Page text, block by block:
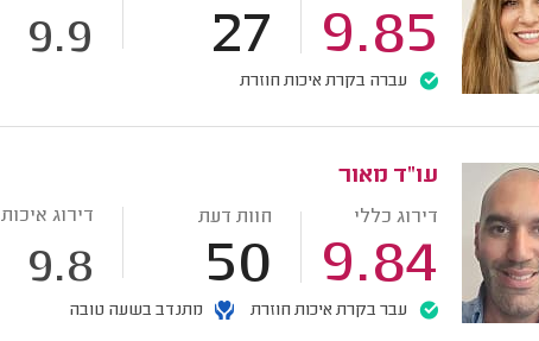
9.85
27
9.9
עברה בקרת איכות חוזרת
עו"ד מאור
דירוג כללי
9.84
חוות דעת
50
דירוג איכות
9.8
עבר בקרת איכות חוזרת מתנדב בשעה טובה